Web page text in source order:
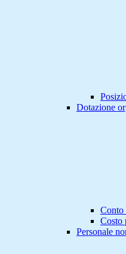
Dotazione
Conto
Costo
Personale